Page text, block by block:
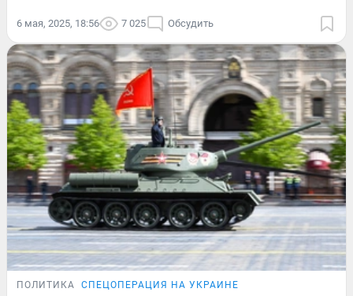
6 мая, 2025, 18:56 7 025 Обсудить
ПОЛИТИКА СПЕЦОПЕРАЦИЯ НА УКРАИНЕ